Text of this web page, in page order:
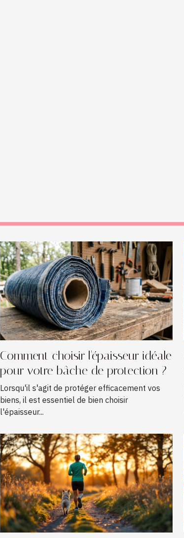
Comment choisir l'épaisseur idéale
pour votre bâche de protection ?
Lorsqu'il s'agit de protéger efficacement vos
biens, il est essentiel de bien choisir
l'épaisseur...